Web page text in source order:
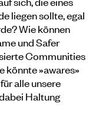
liegen sollte, egal
Wie können
und Safer
Communities
könnte »awares»
alle unsere
Haltung